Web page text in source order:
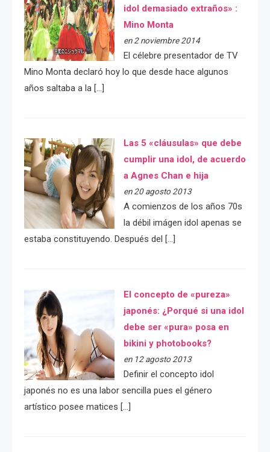
idol demasiado extraños» :
Mino Monta
en 2 noviembre 2014
El célebre presentador de TV
Mino Monta declaró hoy lo que desde hace algunos
años saltaba a la […]
Las 5 «cláusulas» que debe
cumplir una idol, de acuerdo
a Agnes Chan e hija
en 20 agosto 2013
A comienzos de los años 70s
la débil imágen idol apenas se
estaba constituyendo. Después del […]
El concepto de «pureza»
japonés: ¿Porqué si una idol
debe ser «pura» posa en
bikini y photobooks?
en 12 agosto 2013
Definir el concepto idol
japonés no es una labor sencilla pues el género
artístico posee matices […]